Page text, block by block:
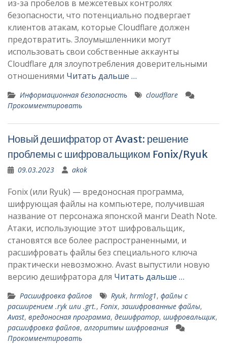
из-за пробелов в межсетевых контролях
безопасности, что потенциально подвергает
клиентов атакам, которые Cloudflare должен
предотвратить. Злоумышленники могут
использовать свои собственные аккаунты
Cloudflare для злоупотребления доверительными
отношениями Читать дальше …
Информационная безопасность
cloudflare
Прокомментировать
Новый дешифратор от Avast: решение
проблемы с шифровальщиком Fonix/Ryuk
09.03.2023 akok
Fonix (или Ryuk) — вредоносная программа,
шифрующая файлы на компьютере, получившая
название от персонажа японской манги Death Note.
Атаки, использующие этот шифровальщик,
становятся все более распространенными, и
расшифровать файлы без специального ключа
практически невозможно. Avast выпустили новую
версию дешифратора для Читать дальше …
Расшифровка файлов Ryuk, hrmlog1, файлы с
расширением .ryk или .grt., Fonix, зашифрованные файлы,
Avast, вредоносная программа, дешифратор, шифровальщик,
расшифровка файлов, алгоритмы шифрования
Прокомментировать